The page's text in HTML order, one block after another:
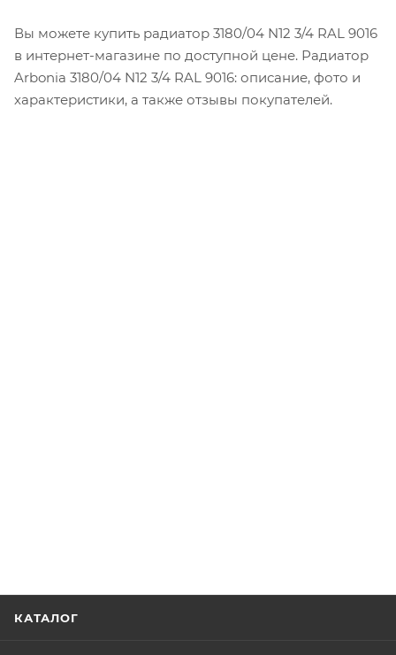
Вы можете купить радиатор 3180/04 N12 3/4 RAL 9016
в интернет-магазине по доступной цене. Радиатор
Arbonia 3180/04 N12 3/4 RAL 9016: описание, фото и
характеристики, а также отзывы покупателей.
КАТАЛОГ